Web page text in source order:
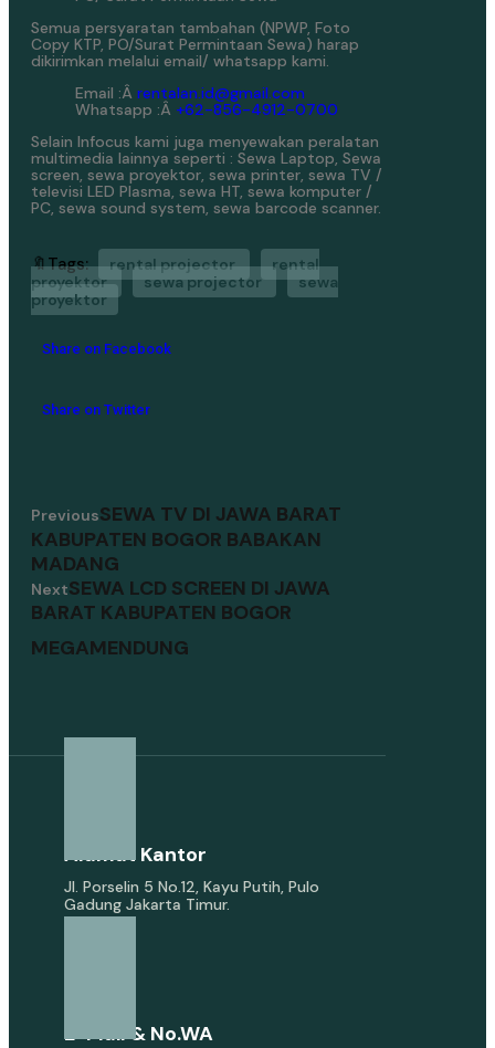
Semua persyaratan tambahan (NPWP, Foto
Copy KTP, PO/Surat Permintaan Sewa) harap
dikirimkan melalui email/ whatsapp kami.
Email :Â rentalan.id@gmail.com
Whatsapp :Â +62-856-4912-0700
Selain Infocus kami juga menyewakan peralatan
multimedia lainnya seperti : Sewa Laptop, Sewa
screen, sewa proyektor, sewa printer, sewa TV /
televisi LED Plasma, sewa HT, sewa komputer /
PC, sewa sound system, sewa barcode scanner.
🔖Tags: rental projector
rental
proyektor
sewa projector
sewa
proyektor
Share on Facebook
Share on Twitter
PreviousSEWA TV DI JAWA BARAT
KABUPATEN BOGOR BABAKAN
MADANG
NextSEWA LCD SCREEN DI JAWA
BARAT KABUPATEN BOGOR
MEGAMENDUNG
Alamat Kantor
Jl. Porselin 5 No.12, Kayu Putih, Pulo
Gadung Jakarta Timur.
E-Mail & No.WA